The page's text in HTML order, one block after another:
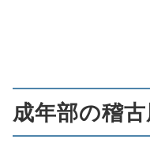
成年部の稽